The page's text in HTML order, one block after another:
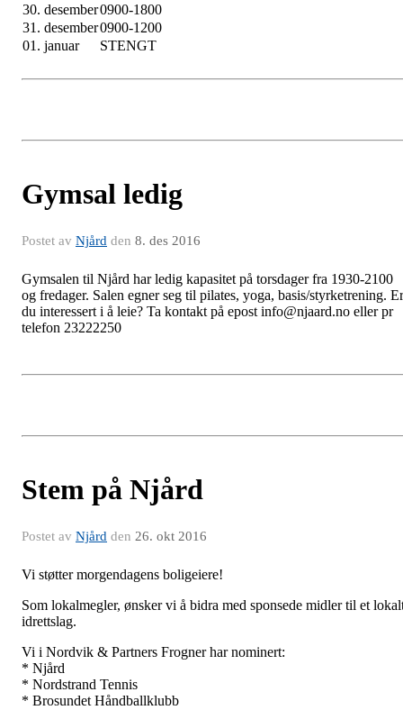
30. desember0900-1800
31. desember0900-1200
01. januar
STENGT
Gymsal ledig
Postet av Njård den 8. des 2016
Gymsalen til Njård har ledig kapasitet på torsdager fra 1930-2100
og fredager. Salen egner seg til pilates, yoga, basis/styrketrening. Er
du interessert i å leie? Ta kontakt på epost info@njaard.no eller pr
telefon 23222250
Stem på Njård
Postet av Njård den 26. okt 2016
Vi støtter morgendagens boligeiere!
Som lokalmegler, ønsker vi å bidra med sponsede midler til et
idrettslag.
Vi i Nordvik & Partners Frogner har nominert:
* Njård
* Nordstrand Tennis
* Brosundet Håndballklubb